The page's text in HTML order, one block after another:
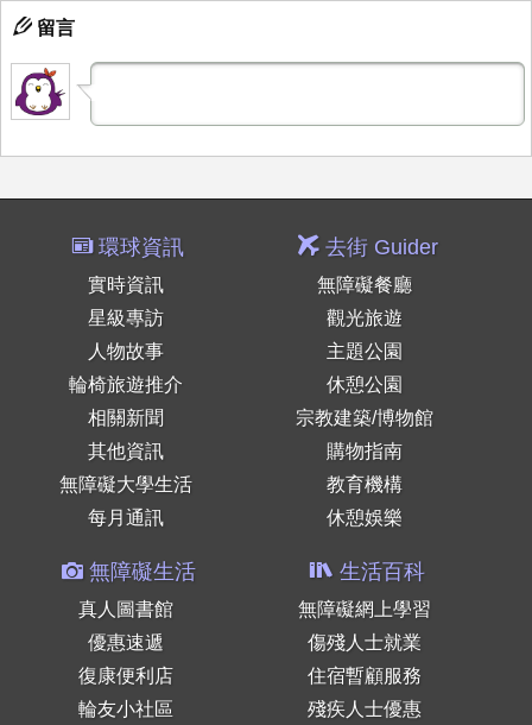
留言
環球資訊
實時資訊
星級專訪
人物故事
輪椅旅遊推介
相關新聞
其他資訊
無障礙大學生活
每月通訊
去街 Guider
無障礙餐廳
觀光旅遊
主題公園
休憩公園
宗教建築/博物館
購物指南
教育機構
休憩娛樂
無障礙生活
真人圖書館
優惠速遞
復康便利店
輪友小社區
生活百科
無障礙網上學習
傷殘人士就業
住宿暫顧服務
殘疾人士優惠